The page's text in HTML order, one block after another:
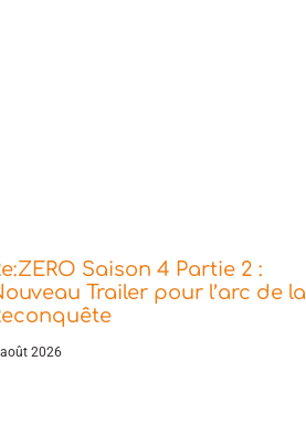
Saison 4 Partie 2 :
Trailer pour l’arc de la
2026